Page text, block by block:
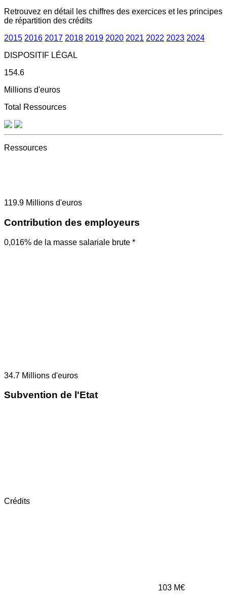
Retrouvez en détail les chiffres des exercices et les principes
de répartition des crédits
2015 2016 2017 2018 2019 2020 2021 2022 2023 2024
DISPOSITIF LÉGAL
154.6
Millions d'euros
Total Ressources
Ressources
119.9 Millions d'euros
Contribution des employeurs
0,016% de la masse salariale brute *
34.7 Millions d'euros
Subvention de l'Etat
Crédits
103 M€